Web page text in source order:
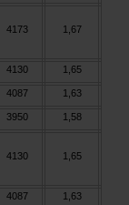
4173 1,67
4130 1,65
4087 1,63
3950 1,58
4130 1,65
4087 1,63